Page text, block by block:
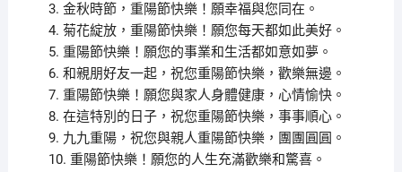
3. 金秋時節，重陽節快樂！願幸福與您同在。
4. 菊花綻放，重陽節快樂！願您每天都如此美好。
5. 重陽節快樂！願您的事業和生活都如意如夢。
6. 和親朋好友一起，祝您重陽節快樂，歡樂無邊。
7. 重陽節快樂！願您與家人身體健康，心情愉快。
8. 在這特別的日子，祝您重陽節快樂，事事順心。
9. 九九重陽，祝您與親人重陽節快樂，團團圓圓。
10. 重陽節快樂！願您的人生充滿歡樂和驚喜。